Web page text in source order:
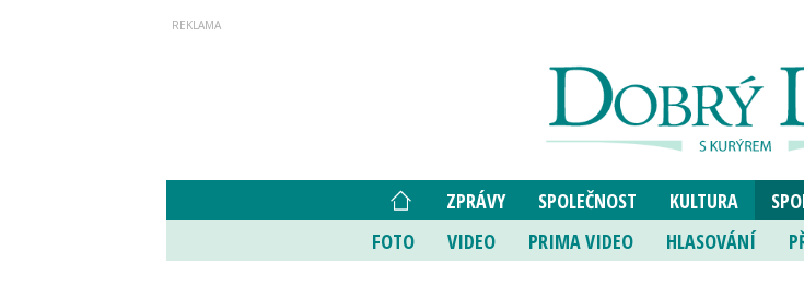
ZPRÁVY SPOLEČNOST KULTURA
FOTO
VIDEO PRIMA VIDEO HLASOVÁNÍ